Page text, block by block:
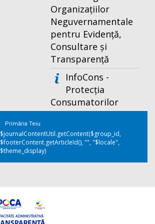
Organizațiilor
Neguvernamentale
pentru Evidență,
Consultare și
Transparență
InfoCons -
Protecția
Consumatorilor
Primăria Teiu
$journalContentUtil.getContent($group_id,
$footerContent.getArticleId(), "", "$locale",
$theme_display)